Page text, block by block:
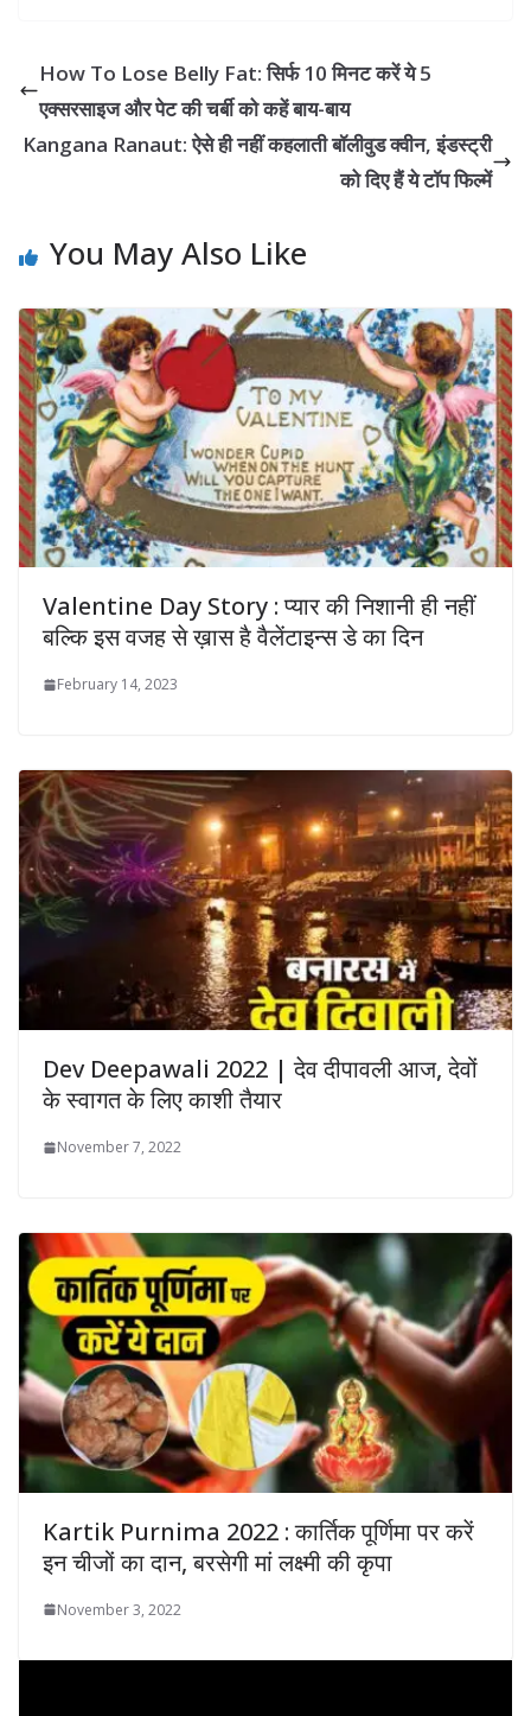
How To Lose Belly Fat: सिर्फ 10 मिनट करें ये 5
एक्सरसाइज और पेट की चर्बी को कहें बाय-बाय
Kangana Ranaut: ऐसे ही नहीं कहलाती बॉलीवुड क्वीन, इंडस्ट्री
को दिए हैं ये टॉप फिल्में
You May Also Like
Valentine Day Story : प्यार की निशानी ही नहीं
बल्कि इस वजह से ख़ास है वैलेंटाइन्स डे का दिन
February 14, 2023
Dev Deepawali 2022 | देव दीपावली आज, देवों
के स्वागत के लिए काशी तैयार
November 7, 2022
Kartik Purnima 2022 : कार्तिक पूर्णिमा पर करें
इन चीजों का दान, बरसेगी मां लक्ष्मी की कृपा
November 3, 2022